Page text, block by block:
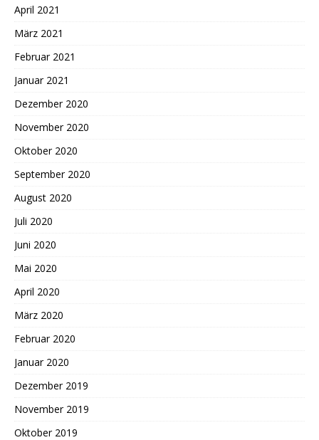
April 2021
März 2021
Februar 2021
Januar 2021
Dezember 2020
November 2020
Oktober 2020
September 2020
August 2020
Juli 2020
Juni 2020
Mai 2020
April 2020
März 2020
Februar 2020
Januar 2020
Dezember 2019
November 2019
Oktober 2019